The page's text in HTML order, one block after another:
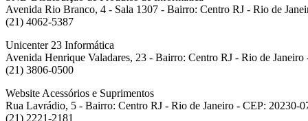
Avenida Rio Branco, 4 - Sala 1307 - Bairro: Centro RJ - Rio de
(21) 4062-5387
Unicenter 23 Informática
Avenida Henrique Valadares, 23 - Bairro: Centro RJ - Rio de
(21) 3806-0500
Website Acessórios e Suprimentos
Rua Lavrádio, 5 - Bairro: Centro RJ - Rio de Janeiro - CEP: 20230-
(21) 2221-2181